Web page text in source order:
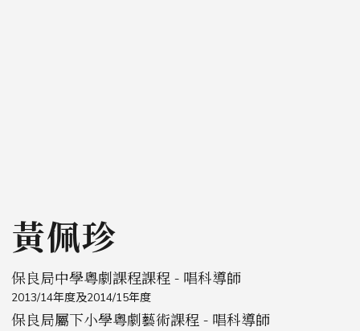
黃佩珍
保良局中學粵劇課程課程 - 唱科導師
2013/14年度及2014/15年度
保良局屬下小學粵劇藝術課程 - 唱科導師